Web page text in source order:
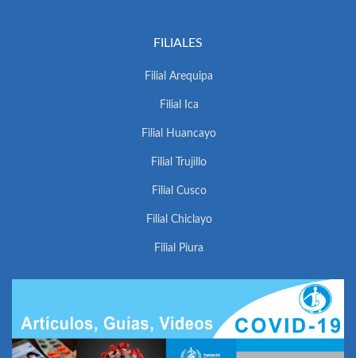
FILIALES
Filial Arequipa
Filial Ica
Filial Huancayo
Filial Trujillo
Filial Cusco
Filial Chiclayo
Filial Piura